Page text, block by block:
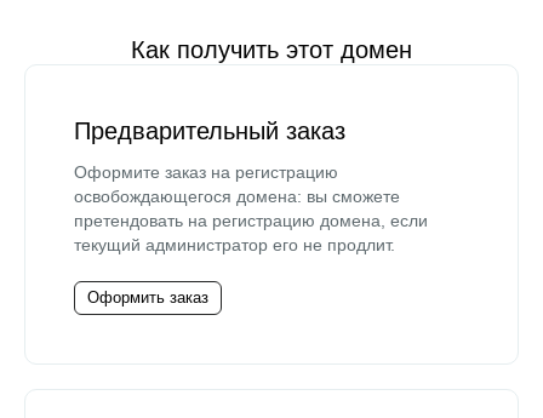
Как получить этот домен
Предварительный заказ
Оформите заказ на регистрацию
освобождающегося домена: вы сможете
претендовать на регистрацию домена, если
текущий администратор его не продлит.
Оформить заказ